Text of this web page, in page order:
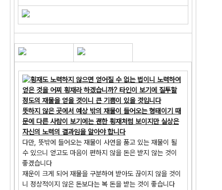
횡재도 노력하지 않으면 얻어질 수 없는 법이니 노력하여
얻은 것을 어찌 횡재라 하겠습니까? 타인이 보기에 질투할
정도의 재물을 얻을 것이니 큰 기쁨이 있을 것입니다
뜻하지 않은 곳에서 예상 밖의 재물이 들어오는 형태이기 때
문에 다른 사람이 보기에는 괜한 횡재처럼 보이지만 실상은
자신의 노력의 결과임을 알아야 합니다
다만, 뜻밖에 들어오는 재물이 사연을 품고 있는 재물이 될
수 있으니 얻고도 마음이 편하지 않을 돈은 받지 않는 것이
좋겠습니다
재운이 크게 되어 재물을 구분하여 받아도 끊이지 않을 것이
니 정상적이지 않은 돈보다는 복 돈을 받는 것이 좋습니다